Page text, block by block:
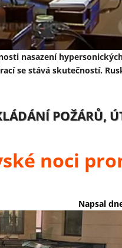
nasazení
se stává skutečností.
POŽÁRŮ,
noci
Napsal